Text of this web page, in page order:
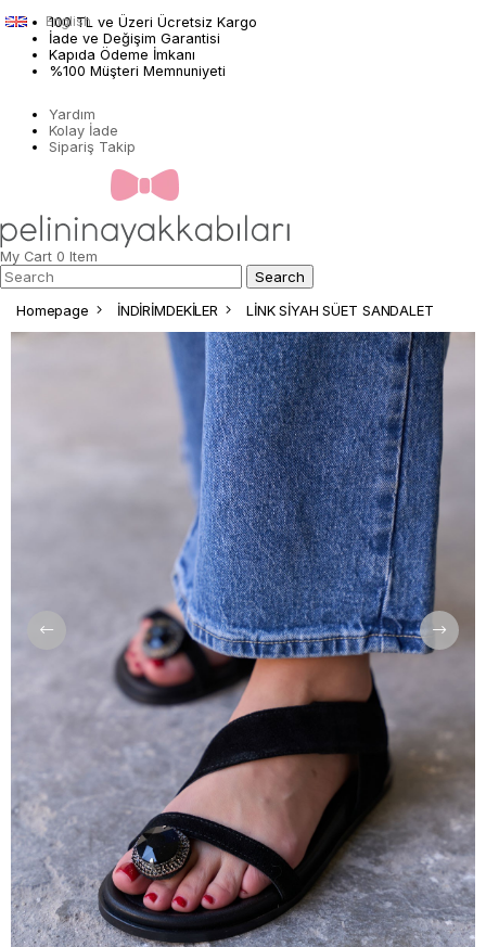
100 TL ve Üzeri Ücretsiz Kargo
İade ve Değişim Garantisi
Kapıda Ödeme İmkanı
%100 Müşteri Memnuniyeti
Yardım
Kolay İade
Sipariş Takip
English
My Cart 0 Item
Homepage İNDİRİMDEKİLER LİNK SİYAH SÜET SANDALET